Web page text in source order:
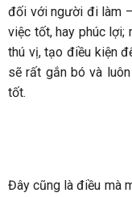
đối với người đi làm
việc tốt, hay phúc lợi;
thú vị, tạo điều kiện
sẽ rất gắn bó và
tốt.
Đây cũng là điều mà